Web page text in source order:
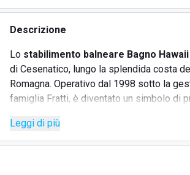
Descrizione
Lo stabilimento balneare Bagno Hawaii
di Cesenatico, lungo la splendida costa
Romagna. Operativo dal 1998 sotto la
famiglia Fratti, è diventato un simbolo di
lido attrezzato offre numerosi servizi
comfort e divertimento per tutti.
Leggi di più